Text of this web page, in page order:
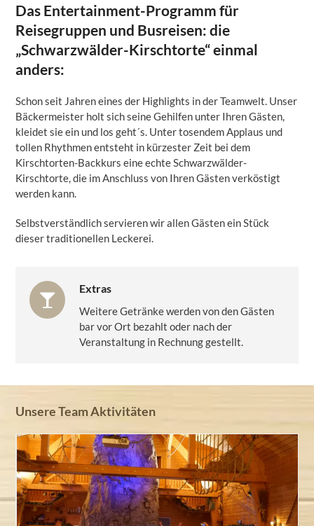
Das Entertainment-Programm für
Reisegruppen und Busreisen: die
„Schwarzwälder-Kirschtorte“ einmal
anders:
Schon seit Jahren eines der Highlights in der Teamwelt. Unser
Bäckermeister holt sich seine Gehilfen unter Ihren Gästen,
kleidet sie ein und los geht´s. Unter tosendem Applaus und
tollen Rhythmen entsteht in kürzester Zeit bei dem
Kirschtorten-Backkurs eine echte Schwarzwälder-
Kirschtorte, die im Anschluss von Ihren Gästen verköstigt
werden kann.
Selbstverständlich servieren wir allen Gästen ein Stück
dieser traditionellen Leckerei.
Extras
Weitere Getränke werden von den Gästen
bar vor Ort bezahlt oder nach der
Veranstaltung in Rechnung gestellt.
Unsere Team Aktivitäten